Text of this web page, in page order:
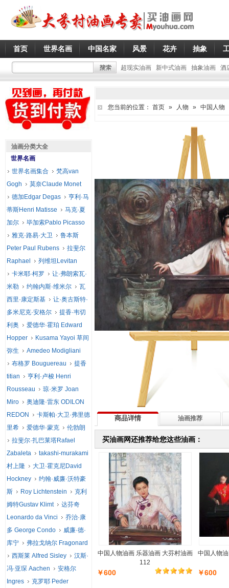
首页 世界名画 中国名家 风景 花卉 抽象
超现实油画 新中式油画 抽象油画 酒
您当前的位置： 首页 » 人物 » 中国人物
商品详情 油画推荐
买油画网还推荐给您这些油画：
中国人物油画 乐器油画 大芬村油画
112
￥600
中国人物
￥600
油画分类大全
世界名画
世界名画集合
梵高van
Gogh
莫奈Claude Monet
德加Edgar Degas
亨利·马
蒂斯Henri Matisse
马克·夏
加尔
毕加索Pablo Picasso
雅克·路易·大卫
鲁本斯
Peter Paul Rubens
拉斐尔
Raphael
列维坦Levitan
卡米耶·柯罗
让·弗朗索瓦·
米勒
约翰内斯·维米尔
瓦
西里·康定斯基
让·奥古斯特·
多米尼克·安格尔
提香·韦切
利奥
爱德华·霍珀 Edward
Hopper
Kusama Yayoi 草间
弥生
Amedeo Modigliani
布格罗 Bouguereau
提香
titian
亨利·卢梭 Henri
Rousseau
琼·米罗 Joan
Miro
奥迪隆·雷东 ODILON
REDON
卡斯帕·大卫·弗里德
里希
爱德华·蒙克
伦勃朗
拉斐尔·扎巴莱塔Rafael
Zabaleta
takashi-murakami
村上隆
大卫·霍克尼David
Hockney
约翰·威廉·沃特豪
斯
Roy Lichtenstein
克利
姆特Gustav Klimt
达芬奇
Leonardo da Vinci
乔治·康
多 George Condo
威廉·德·
库宁
弗拉戈纳尔 Fragonard
西斯莱 Alfred Sisley
汉斯·
冯·亚琛 Aachen
安格尔
Ingres
克罗耶 Peder